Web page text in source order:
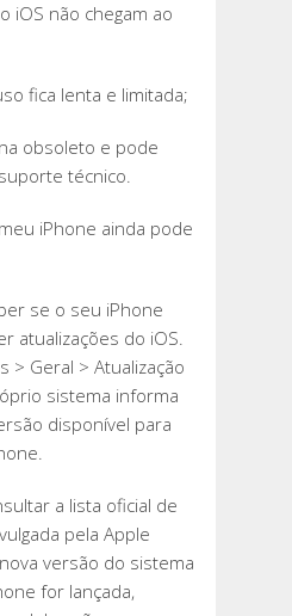
iOS não chegam ao
fica lenta e limitada;
obsoleto e pode
técnico.
iPhone ainda pode
se o seu iPhone
atualizações do iOS.
> Geral > Atualização
sistema informa
disponível para
a lista oficial de
pela Apple
versão do sistema
for lançada,